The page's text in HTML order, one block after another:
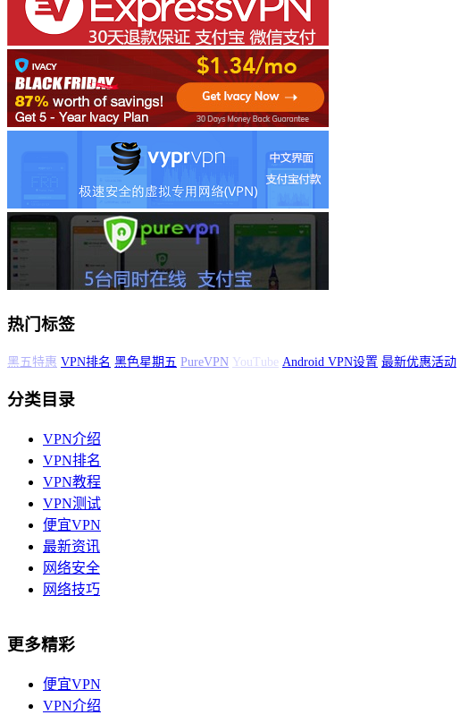
热门标签
VPN排名 黑色星期五 PureVPN YouTube Android VPN设置 最新优惠活动 VyprVPN
分类目录
VPN介绍
VPN排名
VPN教程
VPN测试
便宜VPN
最新资讯
网络安全
网络技巧
更多精彩
便宜VPN
VPN介绍